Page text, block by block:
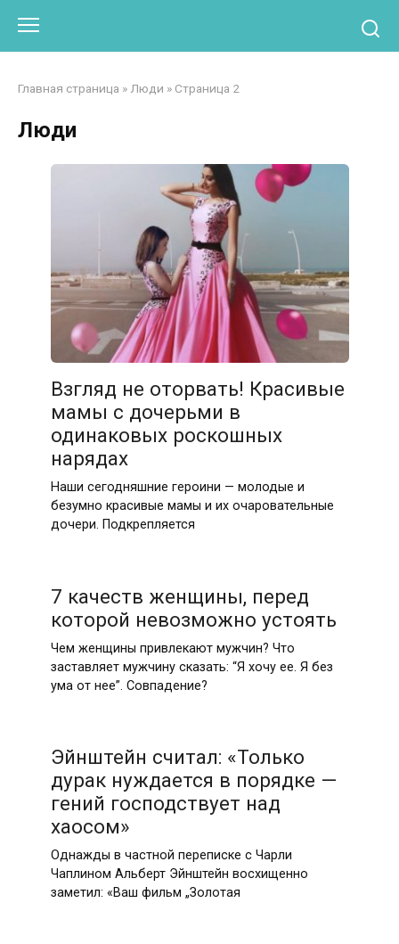
контенту
Главная страница » Люди » Страница 2
Люди
Взгляд не оторвать! Красивые
мамы с дочерьми в
одинаковых роскошных
нарядах
Наши сегодняшние героини — молодые и
безумно красивые мамы и их очаровательные
дочери. Подкрепляется
7 качеств женщины, перед
которой невозможно устоять
Чем женщины привлекают мужчин? Что
заставляет мужчину сказать: “Я хочу ее. Я без
ума от нее”. Совпадение?
Эйнштейн считал: «Только
дурак нуждается в порядке —
гений господствует над
хаосом»
Однажды в частной переписке с Чарли
Чаплином Альберт Эйнштейн восхищенно
заметил: «Ваш фильм „Золотая